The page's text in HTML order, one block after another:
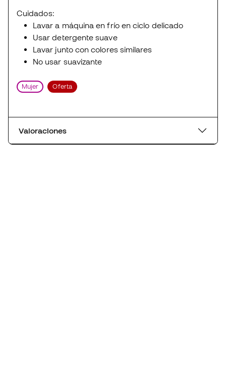
Cuidados:
Lavar a máquina en frío en ciclo delicado
Usar detergente suave
Lavar junto con colores similares
No usar suavizante
Mujer Oferta
Valoraciones